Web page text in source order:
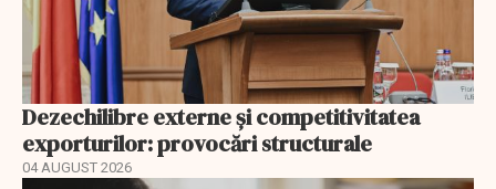
Dezechilibre externe și competitivitatea
exporturilor: provocări structurale
04 AUGUST 2026